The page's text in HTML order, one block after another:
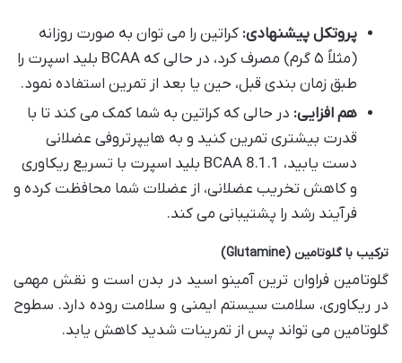
پروتکل پیشنهادی: کراتین را می توان به صورت روزانه
(مثلاً ۵ گرم) مصرف کرد، در حالی که BCAA بلید اسپرت را
طبق زمان بندی قبل، حین یا بعد از تمرین استفاده نمود.
هم افزایی: در حالی که کراتین به شما کمک می کند تا با
قدرت بیشتری تمرین کنید و به هایپرتروفی عضلانی
دست یابید، BCAA 8.1.1 بلید اسپرت با تسریع ریکاوری
و کاهش تخریب عضلانی، از عضلات شما محافظت کرده و
فرآیند رشد را پشتیبانی می کند.
ترکیب با گلوتامین (Glutamine)
گلوتامین فراوان ترین آمینو اسید در بدن است و نقش مهمی
در ریکاوری، سلامت سیستم ایمنی و سلامت روده دارد. سطوح
گلوتامین می تواند پس از تمرینات شدید کاهش یابد.